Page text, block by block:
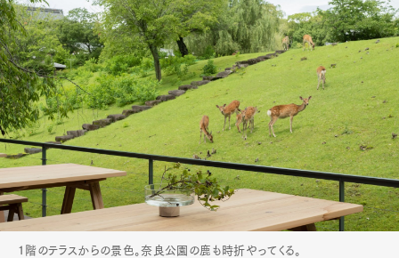
1階のテラスからの景色。奈良公園の鹿も時折やってくる。